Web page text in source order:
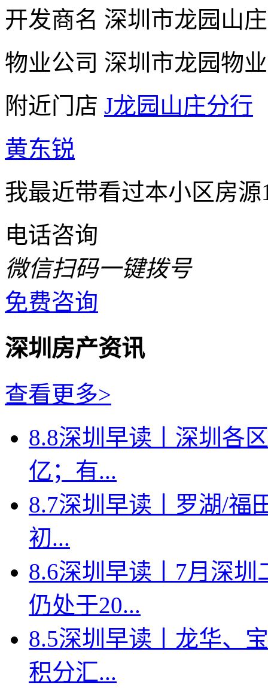
开发商名 深圳市龙园山
物业公司 深圳市龙园物
附近门店 J龙园山庄分行
黄东锐
我最近带看过本小区房
电话咨询
微信扫码一键拨号
免费咨询
深圳房产资讯
查看更多>
8.8深圳早读丨深圳各
亿；有...
8.7深圳早读丨罗湖/福
初...
8.6深圳早读丨7月深
仍处于20...
8.5深圳早读丨龙华、
积分汇...